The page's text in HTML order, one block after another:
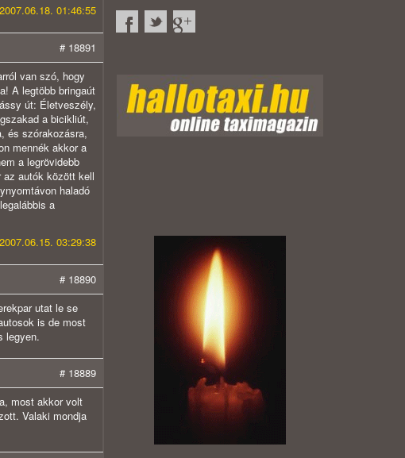
01:46:55
# 18891
van szó, hogy
A legtöbb bringaút
út: Életveszély,
a bicikliút,
és szórakozásra,
mennék akkor a
a legrövidebb
az autók között kell
haladó
a
03:29:38
# 18890
utat le se
is de most
legyen.
# 18889
most akkor volt
Valaki mondja